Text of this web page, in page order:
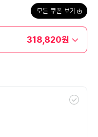
모든 쿠폰 보기
318,820원